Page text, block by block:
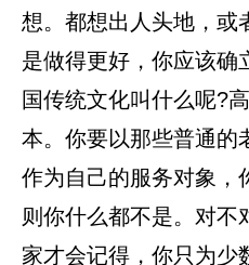
想。都想出人头地，或
是做得更好，你应该确
国传统文化叫什么呢?
本。你要以那些普通的
作为自己的服务对象，
则你什么都不是。对不
家才会记得，你只为少